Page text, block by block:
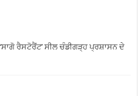
ਰੈਸਟੋਰੈਂਟ’ ਸੀਲ ਚੰਡੀਗੜ੍ਹ ਪ੍ਰਸ਼ਾਸਨ ਦੇ